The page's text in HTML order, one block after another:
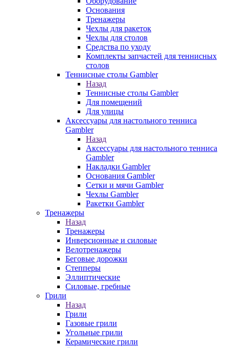
Основания
Тренажеры
Чехлы для ракеток
Чехлы для столов
Средства по уходу
Комплекты запчастей для теннисных
столов
Теннисные столы Gambler
Назад
Теннисные столы Gambler
Для помещений
Для улицы
Аксессуары для настольного тенниса
Gambler
Назад
Аксессуары для настольного тенниса
Gambler
Накладки Gambler
Основания Gambler
Сетки и мячи Gambler
Чехлы Gambler
Ракетки Gambler
Тренажеры
Назад
Тренажеры
Инверсионные и силовые
Велотренажеры
Беговые дорожки
Степперы
Эллиптические
Силовые, гребные
Грили
Назад
Грили
Газовые грили
Угольные грили
Керамические грили